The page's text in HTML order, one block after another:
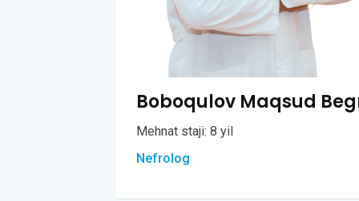
Boboqulov Maqsud
Mehnat staji: 8 yil
Nefrolog